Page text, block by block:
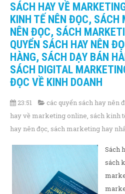
SÁCH HAY VỀ
KINH TẾ NÊN ĐỌC, SÁCH
NÊN ĐỌC, SÁCH
QUYỂN SÁCH HAY NÊN
HÀNG, SÁCH DẠY BÁN
SÁCH DIGITAL
ĐỌC VỀ KINH DOANH
23:51 các quyển sách hay nên
hay về marketing online, sách kinh
hay nên đọc, sách marketing hay
Sách
sách